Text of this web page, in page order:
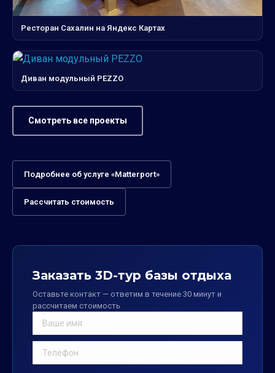
Ресторан Сахалин на Яндекс Картах
Диван модульный PEZZO
Смотреть все проекты
Подробнее об услуге «Matterport»
Рассчитать стоимость
Заказать 3D-тур базы отдыха
Оставьте контакт — ответим в течение 30 минут и
рассчитаем стоимость